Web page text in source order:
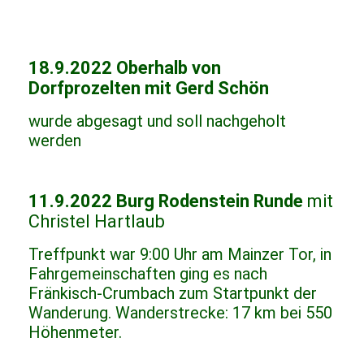
18.9.2022 Oberhalb von
Dorfprozelten mit Gerd Schön
wurde abgesagt und soll nachgeholt
werden
11.9.2022 Burg Rodenstein Runde mit
Christel Hartlaub
Treffpunkt war 9:00 Uhr am Mainzer Tor, in
Fahrgemeinschaften ging es nach
Fränkisch-Crumbach zum Startpunkt der
Wanderung. Wanderstrecke: 17 km bei 550
Höhenmeter.